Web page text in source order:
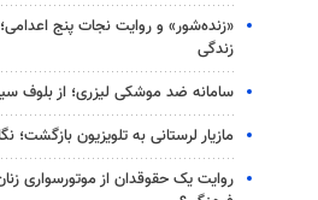
«زنده‌شور» و روایت نجات پنج
زندگی
سامانه ضد موشکی لیزری؛ از بلوف
مازیار لرستانی به تلویزیون
روایت یک حقوقدان از موتورسواری